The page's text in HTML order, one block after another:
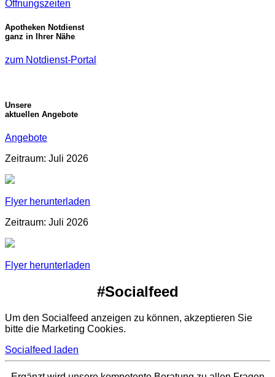
Öffnungszeiten
Apotheken Notdienst
ganz in Ihrer Nähe
zum Notdienst-Portal
Unsere
aktuellen Angebote
Angebote
Zeitraum: Juli 2026
Flyer herunterladen
Zeitraum: Juli 2026
Flyer herunterladen
#Socialfeed
Um den Socialfeed anzeigen zu können, akzeptieren Sie
bitte die Marketing Cookies.
Socialfeed laden